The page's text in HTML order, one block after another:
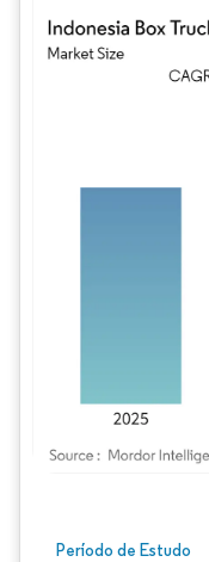
Período de Estudo